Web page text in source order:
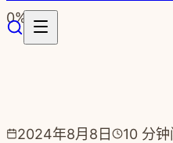
跳转到主要内容
0%
2024年8月8日 10 分